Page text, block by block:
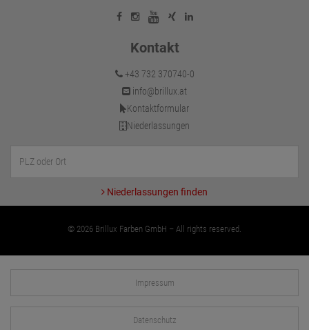
Kontakt
+43 732 370740-0
info@brillux.at
Kontaktformular
Niederlassungen
Niederlassungen finden
© 2026 Brillux Farben GmbH – All rights reserved.
Impressum
Datenschutz